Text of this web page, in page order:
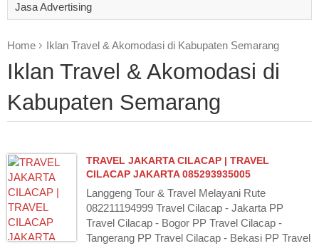
Jasa Advertising
Home Iklan Travel & Akomodasi di Kabupaten Semarang
Iklan Travel & Akomodasi di
Kabupaten Semarang
TRAVEL JAKARTA CILACAP | TRAVEL
CILACAP JAKARTA 085293935005
Langgeng Tour & Travel Melayani Rute
082211194999 Travel Cilacap - Jakarta PP
Travel Cilacap - Bogor PP Travel Cilacap -
Tangerang PP Travel Cilacap - Bekasi PP Travel